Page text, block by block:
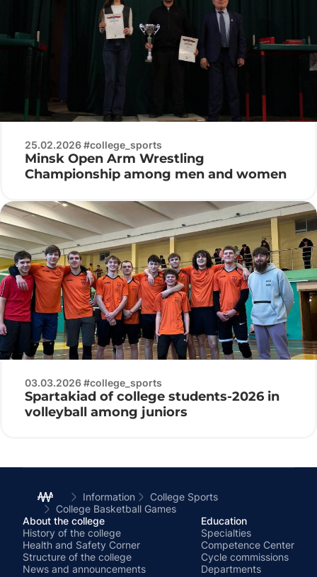
25.02.2026 #college_sports
Minsk Open Arm Wrestling
Championship among men and women
03.03.2026 #college_sports
Spartakiad of college students-2026 in
volleyball among juniors
Information
College Sports
College Basketball Games
About the college
History of the college
Health and Safety Corner
Structure of the college
News and announcements
Education
Specialties
Competence Center
Cycle commissions
Departments